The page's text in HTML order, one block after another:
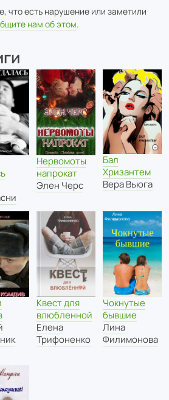
что есть нарушение или заметили
нам об этом.
Нервомоты
напрокат
Элен Черс
Бал
Хризантем
Вера Вьюга
Квест для
влюбленной
Елена
Трифоненко
Чокнутые
бывшие
Лина
Филимонова